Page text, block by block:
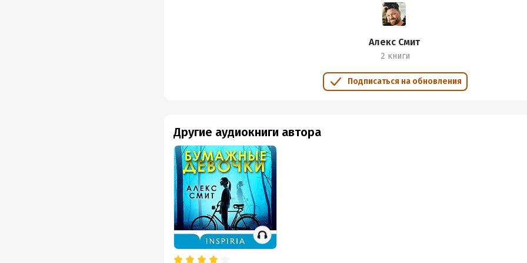
Финальные страницы дают намётки на продолжение серии. Будут переводить - буду
Алекс Смит написал уже 11 романов серии! Жуть. Это при том, что первый из них
Алекс Смит
2 книги
Подписаться на обновления
Другие аудиокниги автора